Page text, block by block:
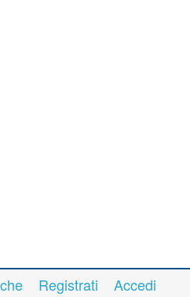
Registrati Accedi